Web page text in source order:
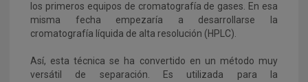
los primeros equipos de cromatografía de gases. En esa
misma fecha empezaría a desarrollarse la
cromatografía líquida de alta resolución (HPLC).
Así, esta técnica se ha convertido en un método muy
versátil de separación. Es utilizada para la